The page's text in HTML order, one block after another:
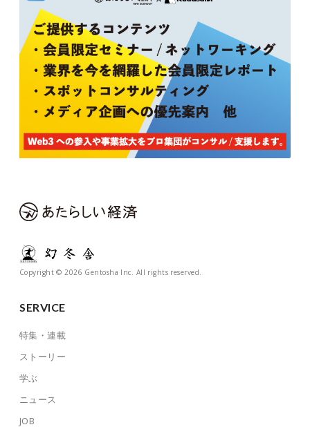
Copyright © 2026 Gentosha Inc. All rights reserved.
SERVICE
特集・連載
ストーリー
学ぶ
ニュース
JOB